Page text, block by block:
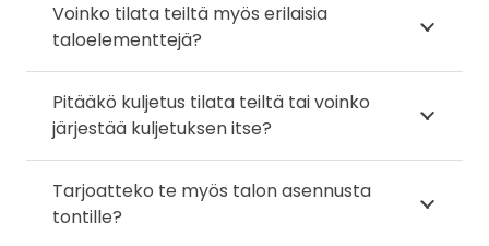
Voinko tilata teiltä myös erilaisia
taloelementtejä?
Pitääkö kuljetus tilata teiltä tai voinko
järjestää kuljetuksen itse?
Tarjoatteko te myös talon asennusta
tontille?